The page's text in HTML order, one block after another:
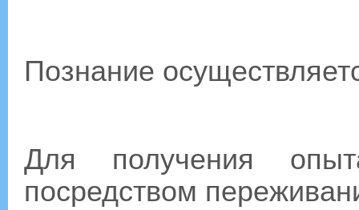
Познание
Для получения
посредством